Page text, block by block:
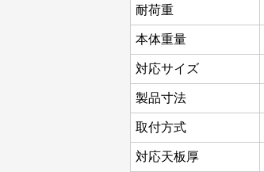
耐荷重
本体重量
対応サイズ
製品寸法
取付方式
対応天板厚